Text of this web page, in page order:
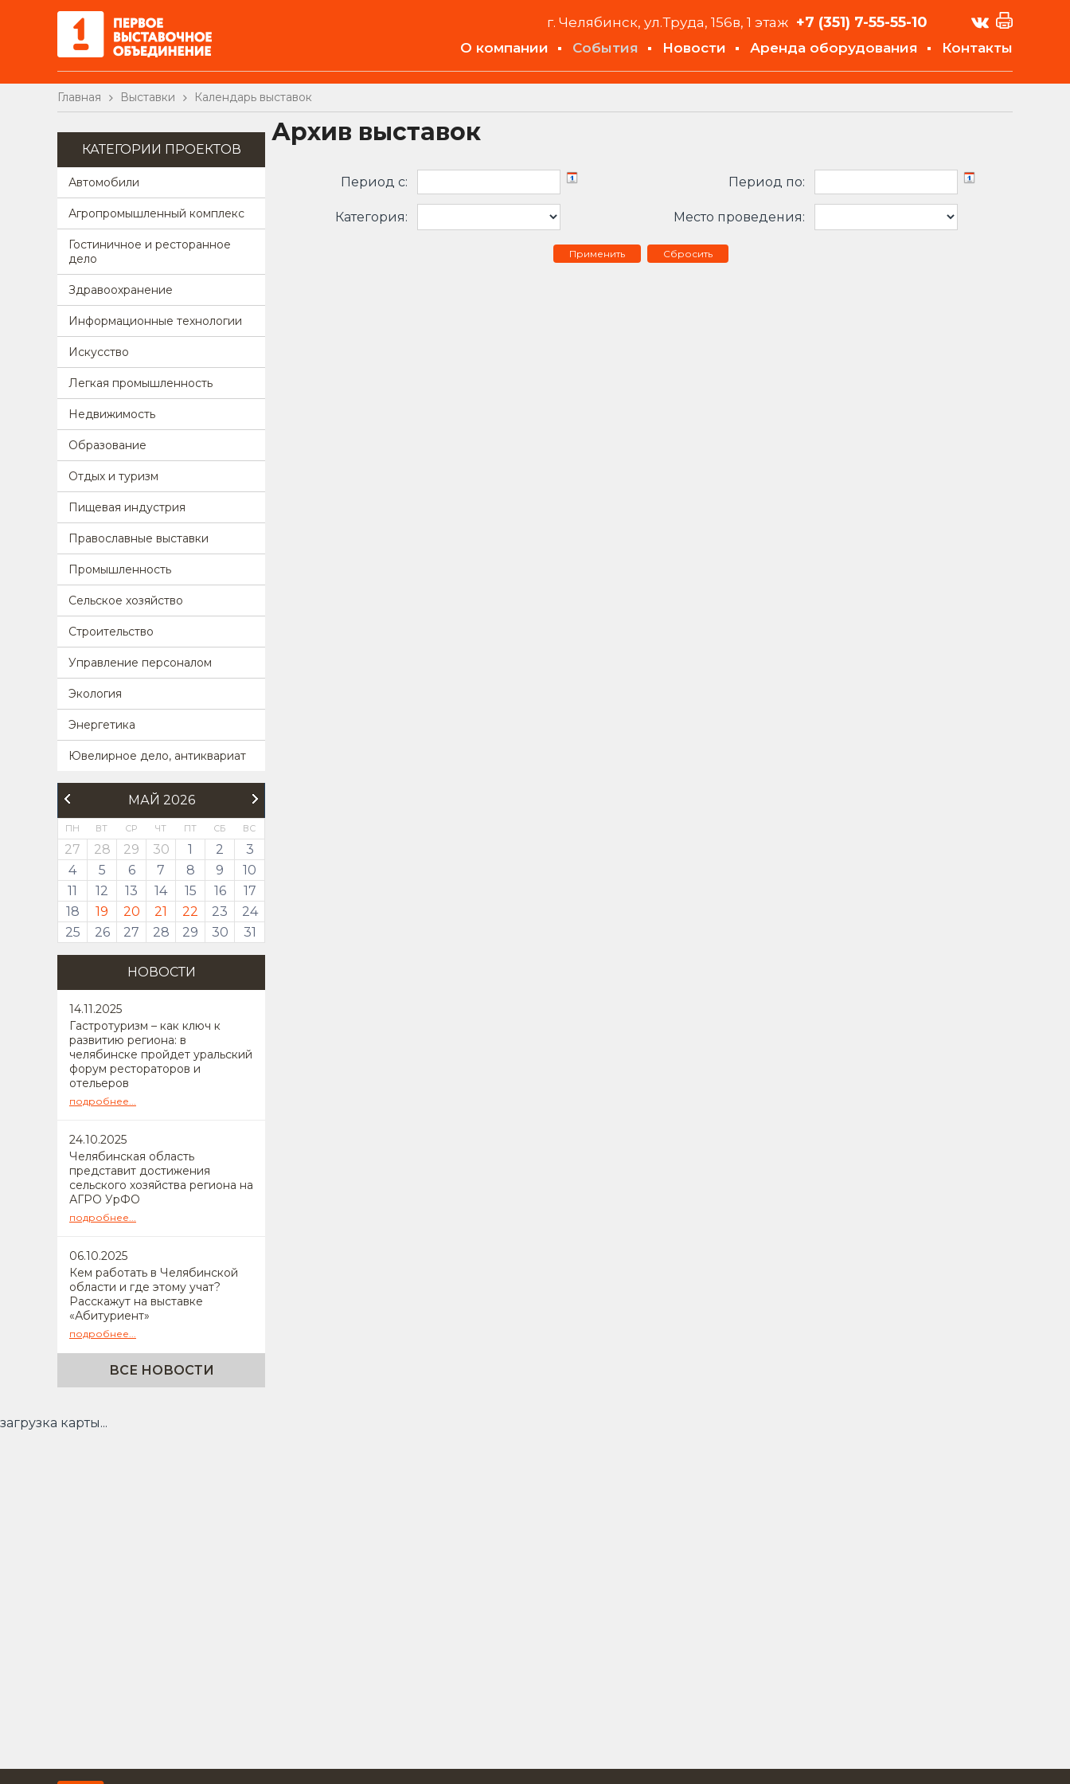
г. Челябинск, ул.Труда, 156в, 1 этаж +7 (351) 7-55-55-10
О компании События Новости Аренда оборудования Контакты
Главная Выставки Календарь выставок
КАТЕГОРИИ ПРОЕКТОВ
Автомобили
Агропромышленный комплекс
Гостиничное и ресторанное
дело
Здравоохранение
Информационные технологии
Искусство
Легкая промышленность
Недвижимость
Образование
Отдых и туризм
Пищевая индустрия
Православные выставки
Промышленность
Сельское хозяйство
Строительство
Управление персоналом
Экология
Энергетика
Ювелирное дело, антиквариат
МАЙ 2026
ПН ВТ СР ЧТ ПТ СБ ВС
27 28 29 30 1 2
3
4
5 6 7 8 9
10
11
12 13 14 15 16
17
18
19 20 21 22 23
24
25
26 27 28 29 30 31
НОВОСТИ
14.11.2025
Гастротуризм – как ключ к
развитию региона: в
челябинске пройдет уральский
форум рестораторов и
отельеров
подробнее...
24.10.2025
Челябинская область
представит достижения
сельского хозяйства региона на
АГРО УрФО
подробнее...
06.10.2025
Кем работать в Челябинской
области и где этому учат?
Расскажут на выставке
«Абитуриент»
подробнее...
ВСЕ НОВОСТИ
Архив выставок
Период c:
Категория:
Период по:
Место проведения:
Сбросить
загрузка карты...